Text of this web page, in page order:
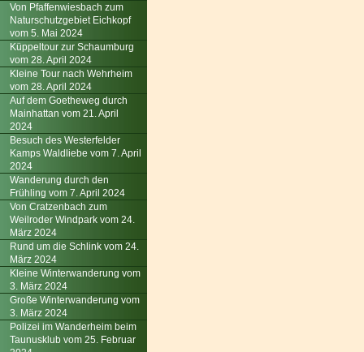
Von Pfaffenwiesbach zum
Naturschutzgebiet Eichkopf
vom 5. Mai 2024
Küppeltour zur Schaumburg
vom 28. April 2024
Kleine Tour nach Wehrheim
vom 28. April 2024
Auf dem Goetheweg durch
Mainhattan vom 21. April
2024
Besuch des Westerfelder
Kamps Waldliebe vom 7. April
2024
Wanderung durch den
Frühling vom 7. April 2024
Von Cratzenbach zum
Weilroder Windpark vom 24.
März 2024
Rund um die Schlink vom 24.
März 2024
Kleine Winterwanderung vom
3. März 2024
Große Winterwanderung vom
3. März 2024
Polizei im Wanderheim beim
Taunusklub vom 25. Februar